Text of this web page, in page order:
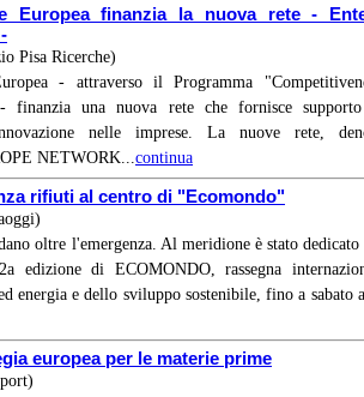
Europea finanzia la nuova rete -
Pisa Ricerche)
- attraverso il Programma
finanzia una nuova rete che fornisce
nelle imprese. La nuove rete,
NETWORK...continua
rifiuti al centro di "Ecomondo"
oltre l'emergenza. Al meridione è stato dedicato
edizione di ECOMONDO, rassegna
energia e dello sviluppo sostenibile, fino a sabato
europea per le materie prime